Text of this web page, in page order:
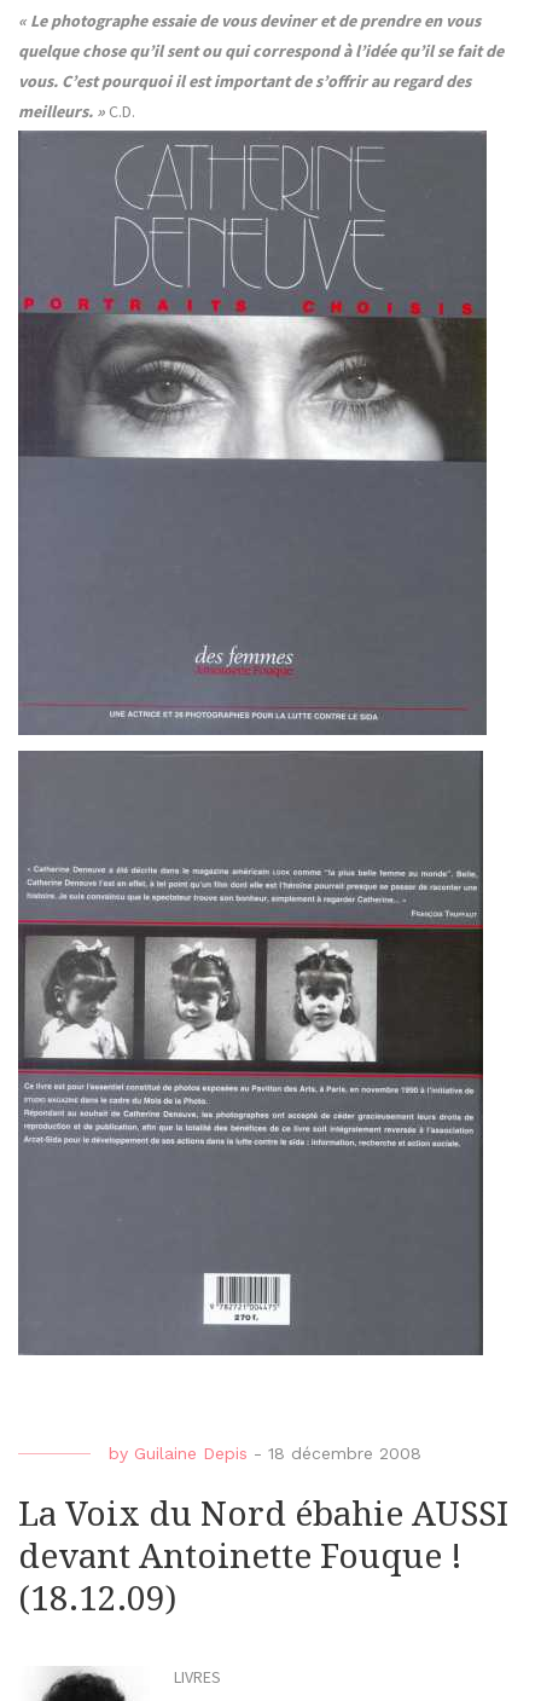
« Le photographe essaie de vous deviner et de prendre en vous
quelque chose qu’il sent ou qui correspond à l’idée qu’il se fait de
vous. C’est pourquoi il est important de s’offrir au regard des
meilleurs. » C.D.
by Guilaine Depis - 18 décembre 2008
La Voix du Nord ébahie AUSSI
devant Antoinette Fouque !
(18.12.09)
LIVRES